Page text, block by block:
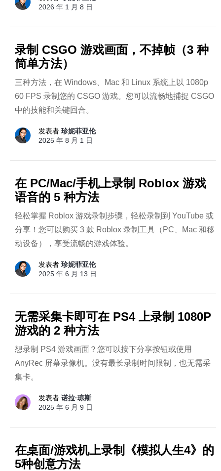
2026 年 1 月 8 日
录制 CSGO 游戏画面，不掉帧（3 种
简单方法）
三种方法，在 Windows、Mac 和 Linux 系统上以 1080p
60 FPS 录制您的 CSGO 游戏。您可以流畅地捕捉 CSGO
中的技能和关键回合。
发表者 珍妮菲亚伦
2025 年 8 月 1 日
在 PC/Mac/手机上录制 Roblox 游戏
语音的 5 种方法
轻松掌握 Roblox 游戏录制步骤，轻松录制到 YouTube 或
分享！您可以购买 3 款 Roblox 录制工具（PC、Mac 和移
动设备），享受流畅的游戏体验。
发表者 珍妮菲亚伦
2025 年 6 月 13 日
无需采集卡即可在 PS4 上录制 1080P
游戏的 2 种方法
想录制 PS4 游戏画面？您可以按下分享按钮或使用
AnyRec 屏幕录像机。没有最长录制时间限制，也无需采
集卡。
发表者 诺拉·琼斯
2025 年 6 月 9 日
在桌面/游戏机上录制《模拟人生4》的
5种创意方法